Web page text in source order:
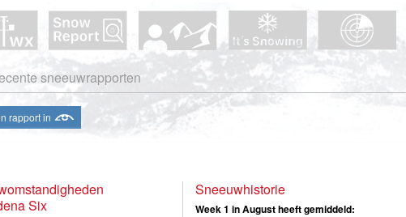
sneeuwrapporten
rapport in
Six
Sneeuwhistorie
Week 1 in August heeft gemiddeld: